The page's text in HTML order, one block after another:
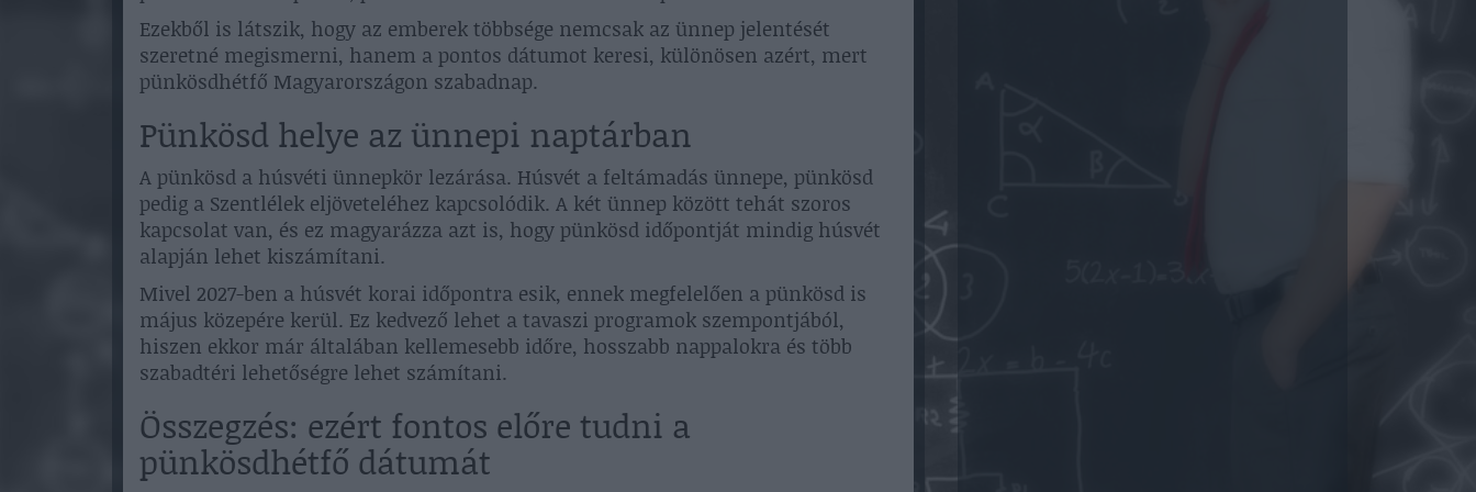
Ezekből is látszik, hogy az emberek többsége nemcsak az ünnep jelentését
szeretné megismerni, hanem a pontos dátumot keresi, különösen azért, mert
pünkösdhétfő Magyarországon szabadnap.
Pünkösd helye az ünnepi naptárban
A pünkösd a húsvéti ünnepkör lezárása. Húsvét a feltámadás ünnepe, pünkösd
pedig a Szentlélek eljöveteléhez kapcsolódik. A két ünnep között tehát szoros
kapcsolat van, és ez magyarázza azt is, hogy pünkösd időpontját mindig húsvét
alapján lehet kiszámítani.
Mivel 2027-ben a húsvét korai időpontra esik, ennek megfelelően a pünkösd is
május közepére kerül. Ez kedvező lehet a tavaszi programok szempontjából,
hiszen ekkor már általában kellemesebb időre, hosszabb nappalokra és több
szabadtéri lehetőségre lehet számítani.
Összegzés: ezért fontos előre tudni a
pünkösdhétfő dátumát